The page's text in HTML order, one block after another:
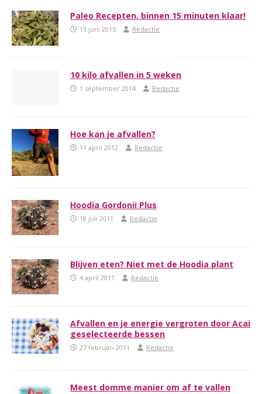
Paleo Recepten, binnen 15 minuten klaar!
13 juni 2015 Redactie
10 kilo afvallen in 5 weken
1 september 2014 Redactie
Hoe kan je afvallen?
11 april 2012 Redactie
Hoodia Gordonii Plus
18 juli 2011 Redactie
Blijven eten? Niet met de Hoodia plant
4 april 2011 Redactie
Afvallen en je energie vergroten door Acai
geselecteerde bessen
27 februari 2011 Redactie
Meest domme manier om af te vallen